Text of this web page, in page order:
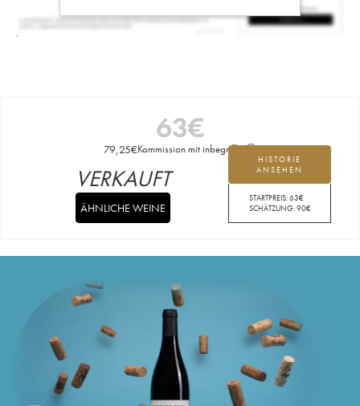
63€
79,25€Kommission mit inbegriffen
HISTORIE
ANSEHEN
STARTPREIS:63€
SCHÄTZUNG:90€
VERKAUFT
ÄHNLICHE WEINE